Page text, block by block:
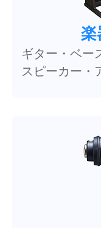
楽
ギター・ベー
スピーカー・